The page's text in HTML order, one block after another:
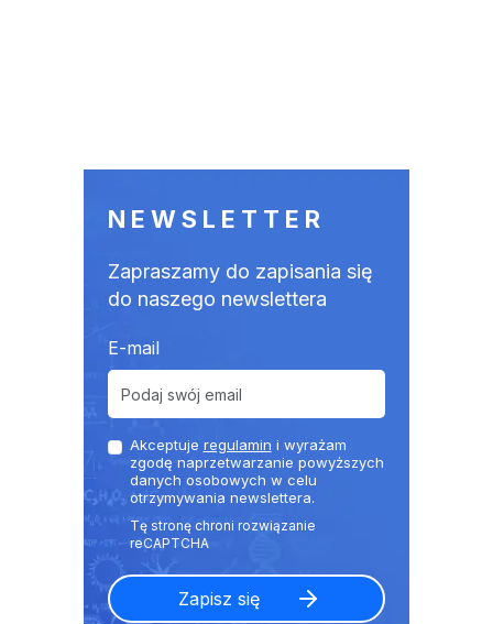
NEWSLETTER
Zapraszamy do zapisania się
do naszego newslettera
E-mail
Akceptuje regulamin i wyrażam
zgodę naprzetwarzanie powyższych
danych osobowych w celu
otrzymywania newslettera.